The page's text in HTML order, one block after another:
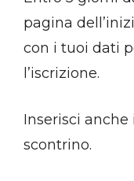
pagina
con i tuoi dati
l’iscrizione.
Inserisci
scontrino.